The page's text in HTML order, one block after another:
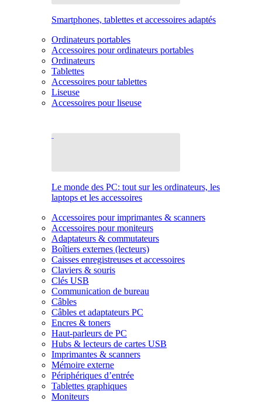
Smartphones, tablettes et accessoires adaptés
Ordinateurs portables
Accessoires pour ordinateurs portables
Ordinateurs
Tablettes
Accessoires pour tablettes
Liseuse
Accessoires pour liseuse
Le monde des PC: tout sur les ordinateurs, les
laptops et les accessoires
Accessoires pour imprimantes & scanners
Accessoires pour moniteurs
Adaptateurs & commutateurs
Boîtiers externes (lecteurs)
Caisses enregistreuses et accessoires
Claviers & souris
Clés USB
Communication de bureau
Câbles
Câbles et adaptateurs PC
Encres & toners
Haut-parleurs de PC
Hubs & lecteurs de cartes USB
Imprimantes & scanners
Mémoire externe
Périphériques d’entrée
Tablettes graphiques
Moniteurs